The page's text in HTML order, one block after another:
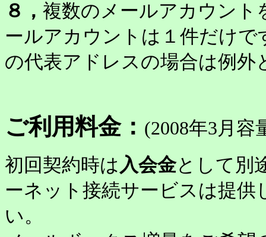
８， 複数のメールアカウント
ールアカウントは１件だけ
の代表アドレスの場合は例外
ご利用料金： (2008年3月容
初回契約時は入会金として別
ーネット接続サービスは提
い。